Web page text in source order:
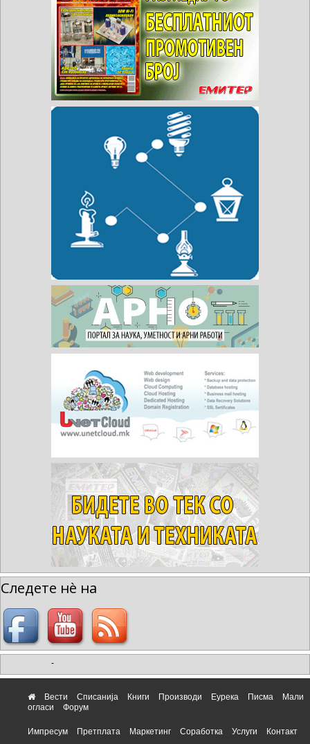
Следете нè на
-
Вести Списанија Книги Производи Еурека Писма
Мали
огласи
Форум
Импресум Претплата Маркетинг Соработка Услуги Контакт